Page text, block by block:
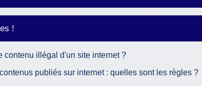
!
contenu illégal d'un site internet ?
publiés sur internet : quelles sont les règles ?